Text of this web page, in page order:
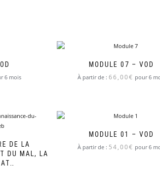
6 mois
MODULE 07 – VOD
À partir de :66,00€ pour 6
DE LA
DU MAL, LA
MODULE 01 – VOD
À partir de : 54,00€ pour 6